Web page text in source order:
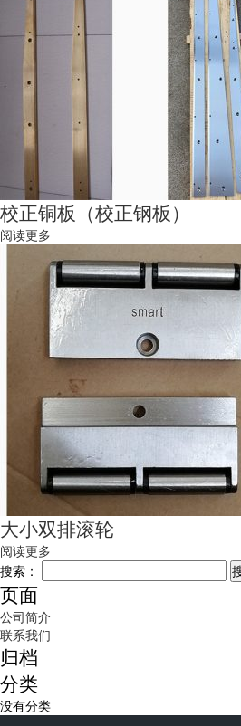
校正铜板（校正钢板）
阅读更多
大小双排滚轮
阅读更多
搜索：
页面
公司简介
联系我们
归档
分类
没有分类